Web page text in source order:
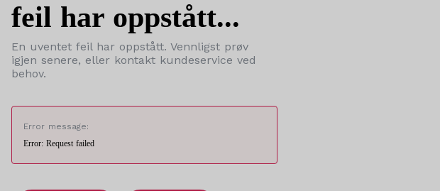
feil har oppstått...
En uventet feil har oppstått. Vennligst prøv
igjen senere, eller kontakt kundeservice ved
behov.
Error message:
Error: Request failed